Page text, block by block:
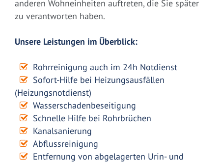
anderen Wohneinheiten auftreten, die Sie später
zu verantworten haben.
Unsere Leistungen im Überblick:
Rohrreinigung auch im 24h Notdienst
Sofort-Hilfe bei Heizungsausfällen
(Heizungsnotdienst)
Wasserschadenbeseitigung
Schnelle Hilfe bei Rohrbrüchen
Kanalsanierung
Abflussreinigung
Entfernung von abgelagerten Urin- und